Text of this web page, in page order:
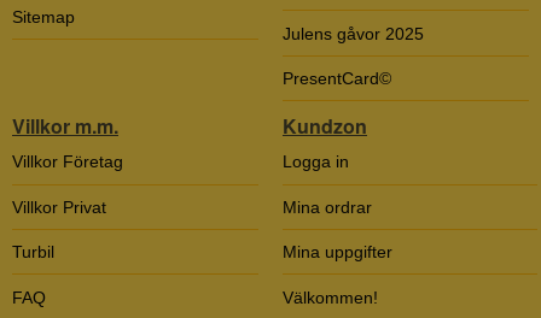
Sitemap
Julens gåvor 2025
PresentCard©
Villkor m.m.
Villkor Företag
Villkor Privat
Turbil
FAQ
Kundzon
Logga in
Mina ordrar
Mina uppgifter
Välkommen!